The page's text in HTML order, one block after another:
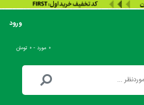
ورود
۰ مورد - ۰ تومان